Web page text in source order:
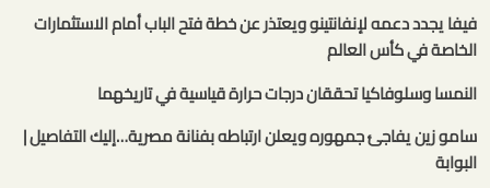
فيفا يجدد دعمه لإنفانتينو ويعتذر عن خطة فتح الباب أمام الاستثمارات
الخاصة في كأس العالم
النمسا وسلوفاكيا تحققان درجات حرارة قياسية في تاريخهما
سامو زين يفاجئ جمهوره ويعلن ارتباطه بفنانة مصرية…إليك التفاصيل |
البوابة